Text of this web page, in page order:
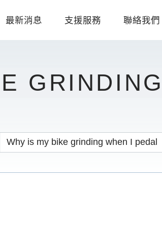
最新消息 支援服務 聯絡我們